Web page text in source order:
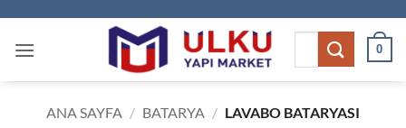
0
ANA SAYFA / BATARYA / LAVABO BATARYASI